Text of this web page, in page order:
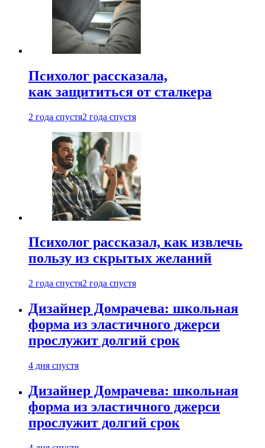
Психолог рассказала,
как защититься от сталкера
2 года спустя2 года спустя
Психолог рассказал, как извлечь
пользу из скрытых желаний
2 года спустя2 года спустя
Дизайнер Домрачева: школьная
форма из эластичного джерси
прослужит долгий срок
4 дня спустя
Дизайнер Домрачева: школьная
форма из эластичного джерси
прослужит долгий срок